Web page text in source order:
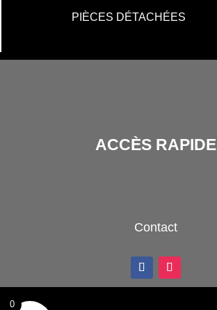
PIÈCES DÉTACHÉES
ACCÈS RAPIDE
Contact
0